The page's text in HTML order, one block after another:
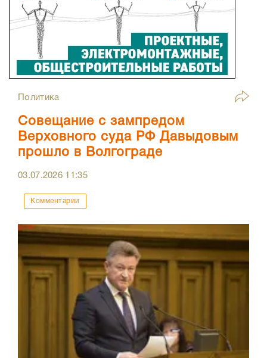
Политика
Совещание с зампредом
Верховного суда РФ Давыдовым
прошло в Волгограде
03.07.2026 11:35
Комментарии